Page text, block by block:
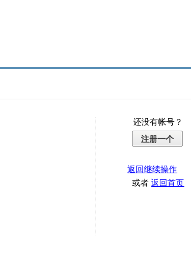
还没有帐号？
注册一个
返回继续操作
或者返回首页